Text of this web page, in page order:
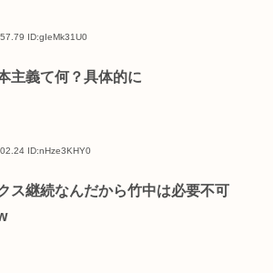
ID:gIeMk31U0
主義て何？具体的に
ID:nHze3KHY0
ス継続なんだから竹中は必要不可